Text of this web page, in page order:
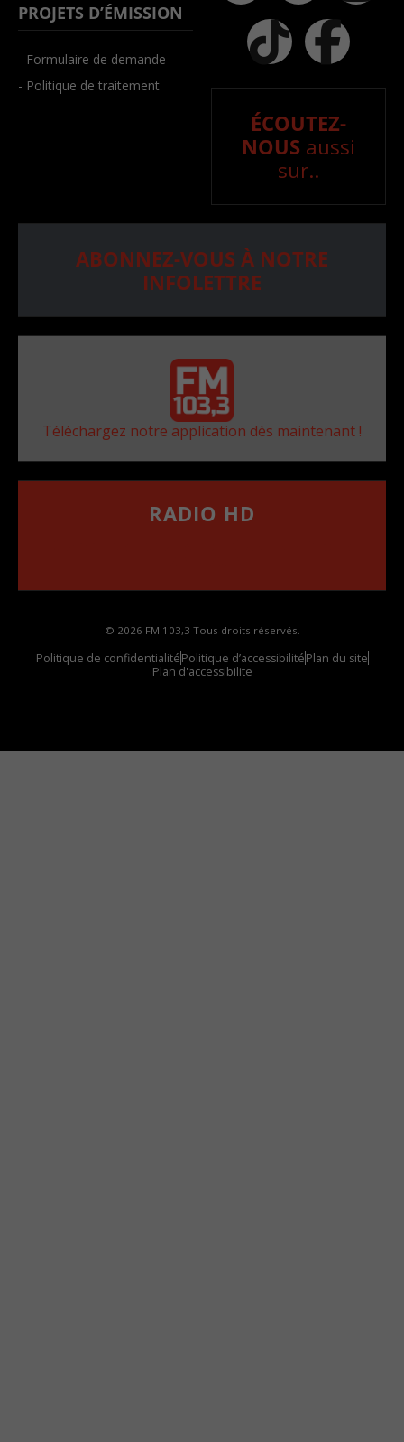
PROJETS D’ÉMISSION
- Formulaire de demande
- Politique de traitement
ÉCOUTEZ-
NOUS aussi
sur..
ABONNEZ-VOUS À NOTRE
INFOLETTRE
Téléchargez notre application dès maintenant !
RADIO HD
© 2026 FM 103,3 Tous droits réservés.
Politique de confidentialitéPolitique d’accessibilitéPlan du site
Plan d'accessibilite